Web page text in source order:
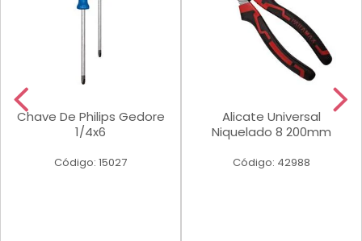
Chave De Philips Gedore
1/4x6
Código: 15027
Alicate Universal
Niquelado 8 200mm
Código: 42988